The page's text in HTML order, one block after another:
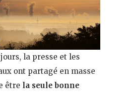
la presse et les
ont partagé en masse
être la seule bonne